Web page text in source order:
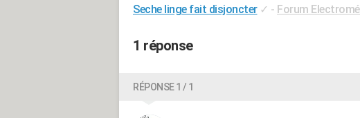
Seche linge fait disjoncter ✓ - Forum
1 réponse
RÉPONSE 1 / 1